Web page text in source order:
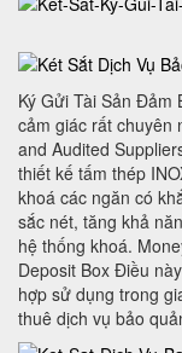
Ký Gửi Tài Sản Đảm
cảm giác rất chuyên
and Audited
thiết kế tấm thép
khoá các ngăn có
sắc nét, tăng khả
hệ thống khoá.
Deposit Box Điều
hợp sử dụng trong
thuê dịch vụ bảo